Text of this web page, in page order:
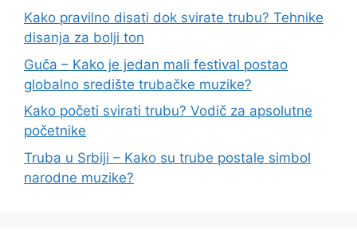
Kako pravilno disati dok svirate trubu? Tehnike
disanja za bolji ton
Guča – Kako je jedan mali festival postao
globalno središte trubačke muzike?
Kako početi svirati trubu? Vodič za apsolutne
početnike
Truba u Srbiji – Kako su trube postale simbol
narodne muzike?